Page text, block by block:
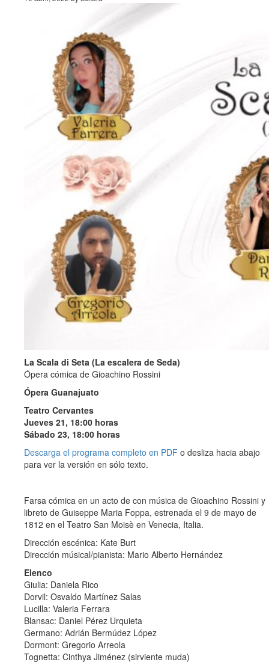
La Scala di Seta (La escalera de Seda)
Ópera cómica de Gioachino Rossini
Ópera Guanajuato
Teatro Cervantes
Jueves 21, 18:00 horas
Sábado 23, 18:00 horas
Descarga el programa completo en PDF o desliza hacia abajo
para ver la versión en sólo texto.
Farsa cómica en un acto de con música de Gioachino Rossini y
libreto de Guiseppe Maria Foppa, estrenada el 9 de mayo de
1812 en el Teatro San Moisè en Venecia, Italia.
Dirección escénica: Kate Burt
Dirección músical/pianista: Mario Alberto Hernández
Elenco
Giulia: Daniela Rico
Dorvil: Osvaldo Martínez Salas
Lucilla: Valeria Ferrara
Blansac: Daniel Pérez Urquieta
Germano: Adrián Bermúdez López
Dormont: Gregorio Arreola
Tognetta: Cinthya Jiménez (sirviente muda)